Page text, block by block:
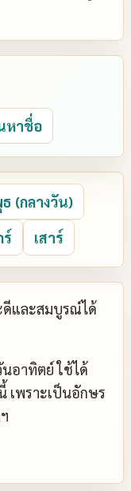
หาชื่อ
(กลางวัน)
ร์ เสาร์
ดีและสมบูรณ์ได้
อาทิตย์ ใช้ได้
เพราะเป็นอักษร